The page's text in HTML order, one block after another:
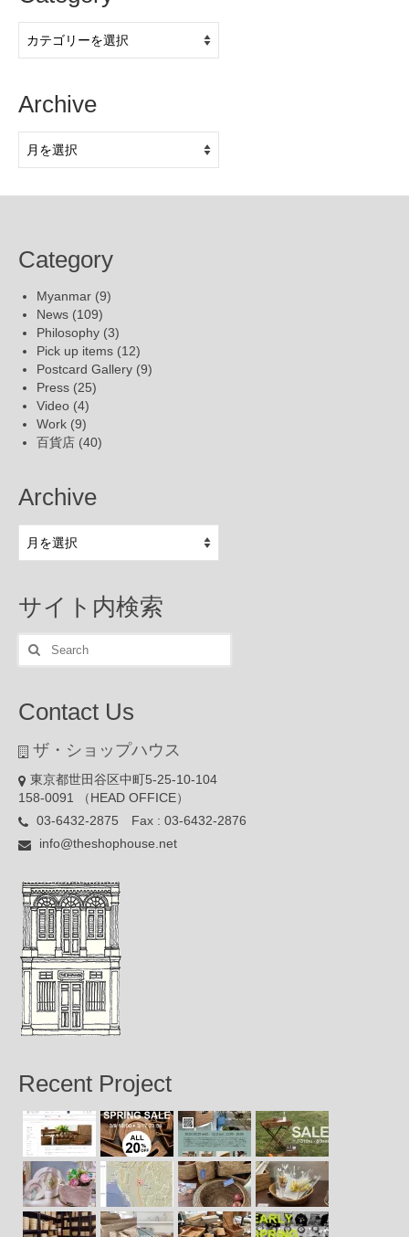
Category
Archive
Archive
Category
Myanmar (9)
News (109)
Philosophy (3)
Pick up items (12)
Postcard Gallery (9)
Press (25)
Video (4)
Work (9)
百貨店 (40)
Archive
Archive
サイト内検索
Search
for:
Contact Us
ザ・ショップハウス
東京都世田谷区中町5-25-10-104
158-0091 （HEAD OFFICE）
03-6432-2875 Fax : 03-6432-2876
info@theshophouse.net
Recent Project